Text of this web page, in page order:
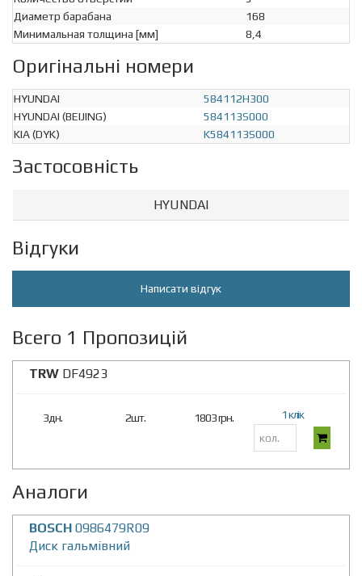
Диаметр барабана
168
Минимальная толщина [мм]
8,4
Оригінальні номери
HYUNDAI
584112H300
HYUNDAI (BEIJING)
584113S000
KIA (DYK)
K584113S000
Застосовність
HYUNDAI
Відгуки
Написати відгук
Всего 1 Пропозицій
TRW DF4923
3дн. 2шт. 1803 грн. 1 клік
Аналоги
BOSCH 0986479R09
Диск гальмівний